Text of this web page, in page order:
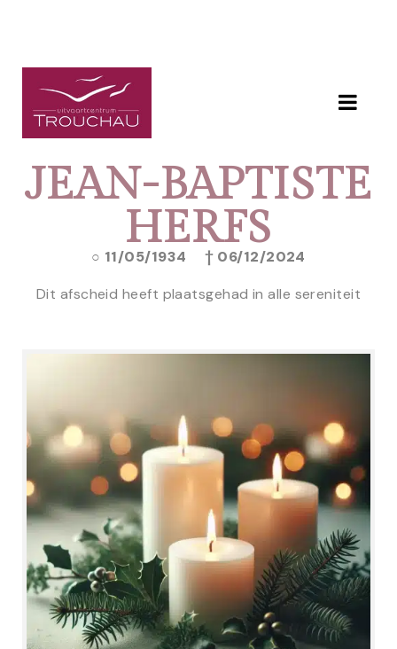
JEAN-BAPTISTE
HERFS
11/05/1934
06/12/2024
Dit afscheid heeft plaatsgehad in alle sereniteit